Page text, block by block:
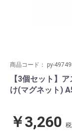
商品コード： py-
【3個セット】
け(マグネット)
￥3,260